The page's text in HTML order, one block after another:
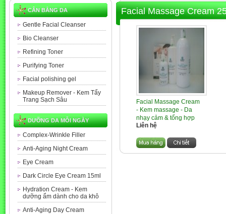
CÂN BẰNG DA
Gentle Facial Cleanser
Bio Cleanser
Refining Toner
Purifying Toner
Facial polishing gel
Makeup Remover - Kem Tẩy
Trang Sạch Sâu
DƯỠNG DA MỖI NGÀY
Complex-Wrinkle Filler
Anti-Aging Night Cream
Eye Cream
Dark Circle Eye Cream 15ml
Hydration Cream - Kem
dưỡng ẩm dành cho da khô
Anti-Aging Day Cream
Facial Massage Cream
Facial Massage Cream
- Kem massage - Da
nhạy cảm & tổng hợp
Liên hệ